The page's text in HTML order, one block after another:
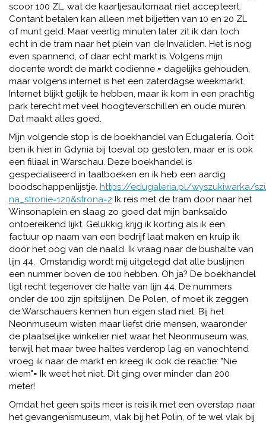
scoor 100 ZL, wat de kaartjesautomaat niet accepteert.
Contant betalen kan alleen met biljetten van 10 en 20 ZL
of munt geld. Maar veertig minuten later zit ik dan toch
echt in de tram naar het plein van de Invaliden. Het is nog
even spannend, of daar echt markt is. Volgens mijn
docente wordt de markt codienne = dagelijks gehouden,
maar volgens internet is het een zaterdagse weekmarkt.
Internet blijkt gelijk te hebben, maar ik kom in een prachtig
park terecht met veel hoogteverschillen en oude muren.
Dat maakt alles goed.
Mijn volgende stop is de boekhandel van Edugaleria. Ooit
ben ik hier in Gdynia bij toeval op gestoten, maar er is ook
een filiaal in Warschau. Deze boekhandel is
gespecialiseerd in taalboeken en ik heb een aardig
boodschappenlijstje. https://edugaleria.pl/wyszukiwarka/
na_stronie=120&strona=2 Ik reis met de tram door naar het
Winsonaplein en slaag zo goed dat mijn banksaldo
ontoereikend lijkt. Gelukkig krijg ik korting als ik een
factuur op naam van een bedrijf laat maken en kruip ik
door het oog van de naald. Ik vraag naar de bushalte van
lijn 44. Omstandig wordt mij uitgelegd dat alle buslijnen
een nummer boven de 100 hebben. Oh ja? De boekhandel
ligt recht tegenover de halte van lijn 44. De nummers
onder de 100 zijn spitslijnen. De Polen, of moet ik zeggen
de Warschauers kennen hun eigen stad niet. Bij het
Neonmuseum wisten maar liefst drie mensen, waaronder
de plaatselijke winkelier niet waar het Neonmuseum was,
terwijl het maar twee haltes verderop lag en vanochtend
vroeg ik naar de markt en kreeg ik ook de reactie: "Nie
wiem"= Ik weet het niet. Dit ging over minder dan 200
meter!
Omdat het geen spits meer is reis ik met een overstap naar
het gevangenismuseum, vlak bij het Polin, of te wel vlak bij